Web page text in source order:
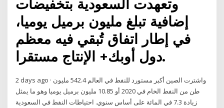
وتعهدت السعودية بتخفيضات
إضافية تبلغ مليون برميل يوميا،
في إطار اتفاق تُبقي فيه معظم
دول أوبك+ الإنتاج مستقرا.
2 days ago · واشترت الصين أكبر مستورد للنفط في العالم 542.4 مليون
طن من النفط الخام في 2020 أو 10.85 مليون برميل يوميا وهو ما يمثل
زيادة 7.3 في المائة على أساس سنوي. احتياطات النفط في السعودية